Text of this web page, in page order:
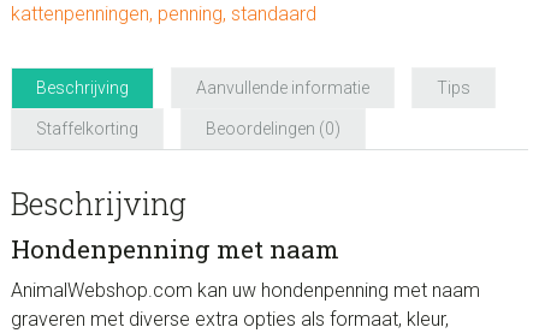
kattenpenningen, penning, standaard
Beschrijving Aanvullende informatie Tips
Staffelkorting Beoordelingen (0)
Beschrijving
Hondenpenning met naam
AnimalWebshop.com kan uw hondenpenning met naam
graveren met diverse extra opties als formaat, kleur,